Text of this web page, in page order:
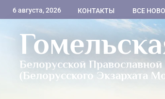
6 августа, 2026 КОНТАКТЫ ВСЕ
Белорусской
(Белорусского Экзархата